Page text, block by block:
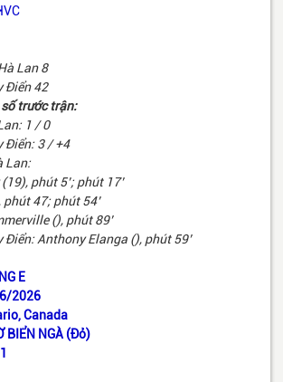
Lan 8
42
trước trận:
1 / 0
3 / +4
Lan:
phút 5’; phút 17’
47; phút 54’
(), phút 89’
Elanga (), phút 59’
E
2026
Canada
BIỂN NGÀ (Đỏ)